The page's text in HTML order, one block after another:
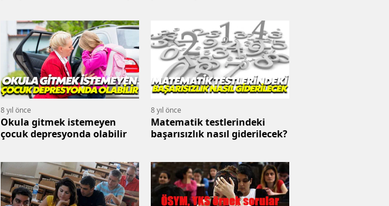
8 yıl önce
Okula gitmek istemeyen
çocuk depresyonda olabilir
8 yıl önce
Matematik testlerindeki
başarısızlık nasıl giderilecek?